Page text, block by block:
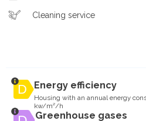
Cleaning service
Energy efficiency
Housing with an annual energy
kw/m²/h
Greenhouse gases